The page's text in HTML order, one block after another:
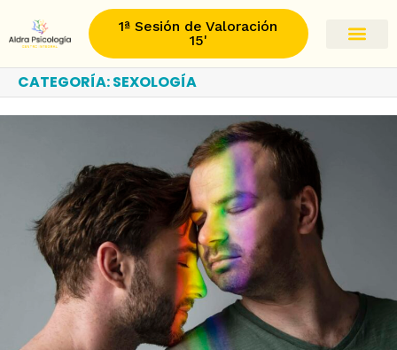
1ª Sesión de Valoración
15'
CATEGORÍA:SEXOLOGÍA